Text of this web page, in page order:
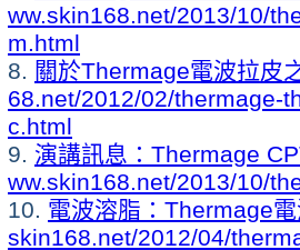
ww.skin168.net/2013/10/
m.html
8. 關於Thermage電波拉皮
68.net/2012/02/thermage-
c.html
9. 演講訊息：Thermage
ww.skin168.net/2013/10/
10. 電波溶脂 ：Thermage
skin168.net/2012/04/